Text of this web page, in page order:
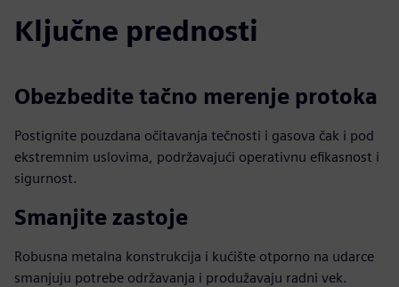
Ključne prednosti
Obezbedite tačno merenje protoka
Postignite pouzdana očitavanja tečnosti i gasova čak i pod
ekstremnim uslovima, podržavajući operativnu efikasnost i
sigurnost.
Smanjite zastoje
Robusna metalna konstrukcija i kućište otporno na udarce
smanjuju potrebe održavanja i produžavaju radni vek.